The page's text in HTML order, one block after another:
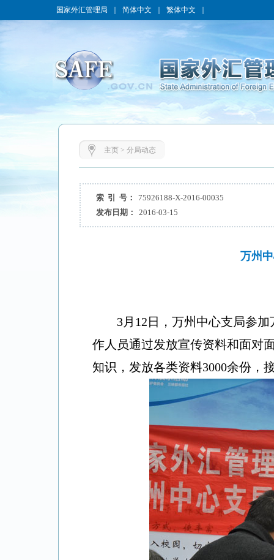
国家外汇管理局 简体中文 繁体中文
主页> 分局动态
索 引 号：
75926188-X-2016-00035
发布日期：
2016-03-15
万州
3月12日，万州中心支局参
作人员通过发放宣传资料和面对
知识，发放各类资料3000余份，